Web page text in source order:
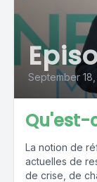
September
Qu'est-
La notion de
actuelles de
de crise, de